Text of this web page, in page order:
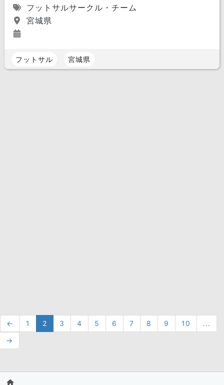
フットサルサークル・チーム
宮城県
フットサル 宮城県
← 1 2 3 4 5 6 7 8 9 10
...
→